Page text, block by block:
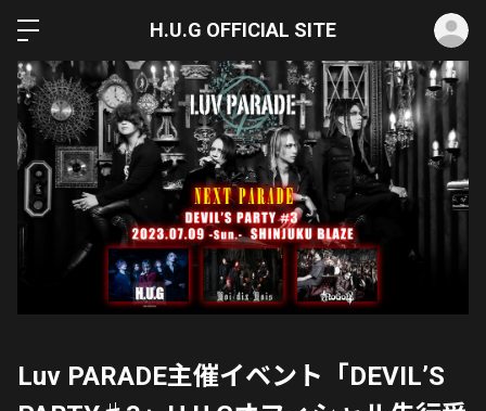
H.U.G OFFICIAL SITE
Luv PARADE主催イベント「DEVIL’S